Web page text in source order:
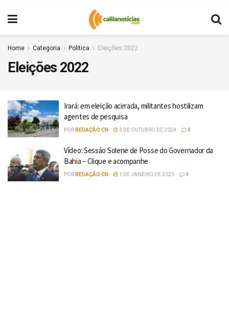
Home Categoria Política Eleições 2022
Eleições 2022
Irará: em eleição acirrada, militantes hostilizam
agentes de pesquisa
POR REDAÇÃO CN 3 DE OUTUBRO DE 2024 0
Vídeo: Sessão Solene de Posse do Governador da
Bahia – Clique e acompanhe
POR REDAÇÃO CN 1 DE JANEIRO DE 2023 0